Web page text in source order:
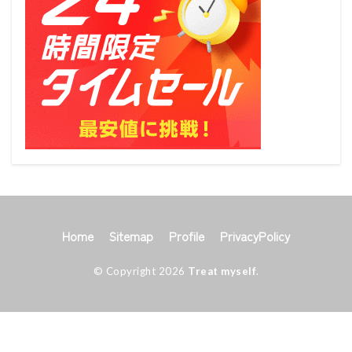
Home Sitemap Profile PrivacyPolicy
© Copyright 2026 Treat myself.